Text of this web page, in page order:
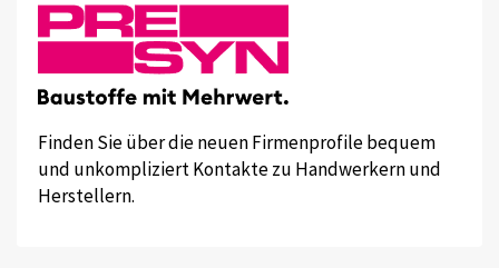
Finden Sie über die neuen Firmenprofile bequem
und unkompliziert Kontakte zu Handwerkern und
Herstellern.